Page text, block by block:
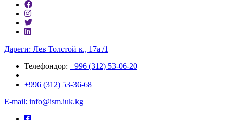
Дареги: Лев Толстой к., 17а /1
Телефондор: +996 (312) 53-06-20
|
+996 (312) 53-36-68
E-mail: info@ism.iuk.kg